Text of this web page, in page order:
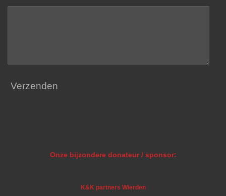
Verzenden
Onze bijzondere donateur / sponsor:
K&K partners Wierden